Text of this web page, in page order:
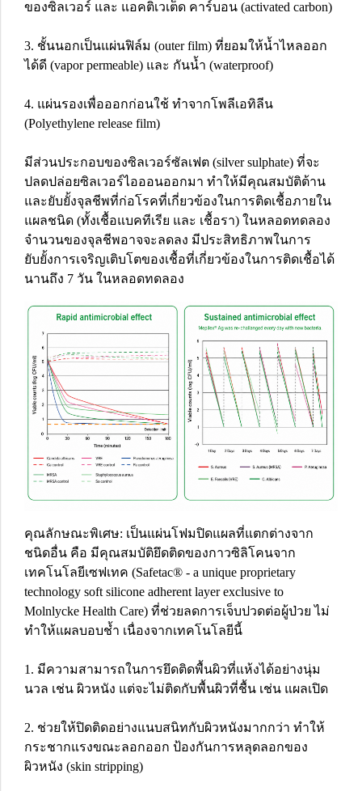
ของซิลเวอร์ และ แอคติเวเต็ด คาร์บอน (activated carbon)
3. ชั้นนอกเป็นแผ่นฟิล์ม (outer film) ที่ยอมให้น้ำไหลออก
ได้ดี (vapor permeable) และ กันน้ำ (waterproof)
4. แผ่นรองเพื่อออกก่อนใช้ ทำจากโพลีเอทิลีน
(Polyethylene release film)
มีส่วนประกอบของซิลเวอร์ซัลเฟต (silver sulphate) ที่จะ
ปลดปล่อยซิลเวอร์ไอออนออกมา ทำให้มีคุณสมบัติต้าน
และยับยั้งจุลชีพที่ก่อโรคที่เกี่ยวข้องในการติดเชื้อภายใน
แผลชนิด (ทั้งเชื้อแบคทีเรีย และ เชื้อรา) ในหลอดทดลอง
จำนวนของจุลชีพอาจจะลดลง มีประสิทธิภาพในการ
ยับยั้งการเจริญเติบโตของเชื้อที่เกี่ยวข้องในการติดเชื้อได้
นานถึง 7 วัน ในหลอดทดลอง
คุณลักษณะพิเศษ: เป็นแผ่นโฟมปิดแผลที่แตกต่างจาก
ชนิดอื่น คือ มีคุณสมบัติยึดติดของกาวซิลิโคนจาก
เทคโนโลยีเซฟเทค (Safetac® - a unique proprietary
technology soft silicone adherent layer exclusive to
Molnlycke Health Care) ที่ช่วยลดการเจ็บปวดต่อผู้ป่วย ไม่
ทำให้แผลบอบช้ำ เนื่องจากเทคโนโลยีนี้
1. มีความสามารถในการยึดติดพื้นผิวที่แห้งได้อย่างนุ่ม
นวล เช่น ผิวหนัง แต่จะไม่ติดกับพื้นผิวที่ชื้น เช่น แผลเปิด
2. ช่วยให้ปิดติดอย่างแนบสนิทกับผิวหนังมากกว่า ทำให้
กระชากแรงขณะลอกออก ป้องกันการหลุดลอกของ
ผิวหนัง (skin stripping)